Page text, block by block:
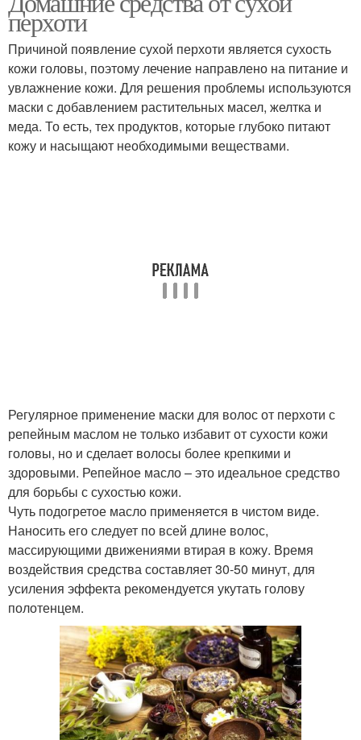
перхоти
Причиной появление сухой перхоти является сухость
кожи головы, поэтому лечение направлено на питание и
увлажнение кожи. Для решения проблемы используются
маски с добавлением растительных масел, желтка и
меда. То есть, тех продуктов, которые глубоко питают
кожу и насыщают необходимыми веществами.
Регулярное применение маски для волос от перхоти с
репейным маслом не только избавит от сухости кожи
головы, но и сделает волосы более крепкими и
здоровыми. Репейное масло – это идеальное средство
для борьбы с сухостью кожи.
Чуть подогретое масло применяется в чистом виде.
Наносить его следует по всей длине волос,
массирующими движениями втирая в кожу. Время
воздействия средства составляет 30-50 минут, для
усиления эффекта рекомендуется укутать голову
полотенцем.